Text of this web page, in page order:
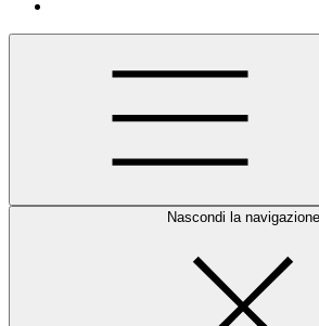
Nascondi la navigazione